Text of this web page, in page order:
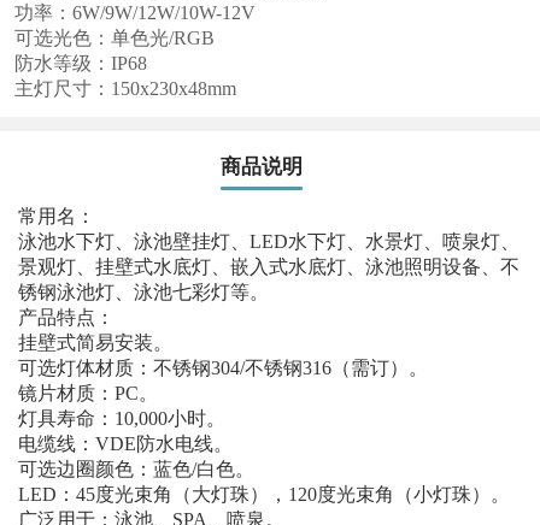
功率：6W/9W/12W/10W-12V
可选光色：单色光/RGB
防水等级：IP68
主灯尺寸：150x230x48mm
商品说明
常用名：
泳池水下灯、泳池壁挂灯、LED水下灯、水景灯、喷泉灯、
景观灯、挂壁式水底灯、嵌入式水底灯、泳池照明设备、不
锈钢泳池灯、泳池七彩灯等。
产品特点：
挂壁式简易安装。
可选灯体材质：不锈钢304/不锈钢316（需订）。
镜片材质：PC。
灯具寿命：10,000小时。
电缆线：VDE防水电线。
可选边圈颜色：蓝色/白色。
LED：45度光束角（大灯珠），120度光束角（小灯珠）。
广泛用于：泳池、SPA、喷泉。